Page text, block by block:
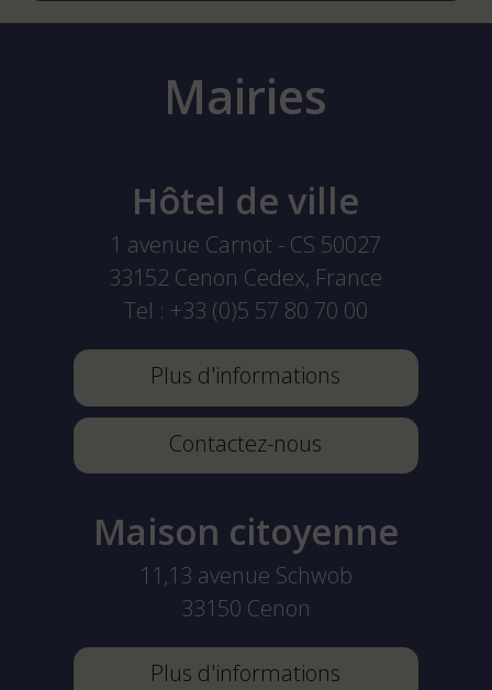
Mairies
Hôtel de ville
1 avenue Carnot - CS 50027
33152 Cenon Cedex, France
Tel : +33 (0)5 57 80 70 00
Plus d'informations
Contactez-nous
Maison citoyenne
11,13 avenue Schwob
33150 Cenon
Plus d'informations